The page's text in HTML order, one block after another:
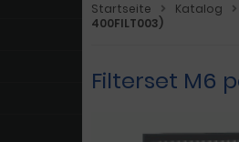
Startseite Katalog
400FILT003)
Filterset M6